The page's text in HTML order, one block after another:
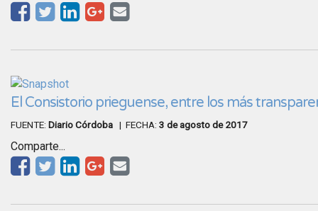
El Consistorio prieguense, entre los más
FUENTE: Diario Córdoba | FECHA: 3 de agosto de 2017
Comparte...